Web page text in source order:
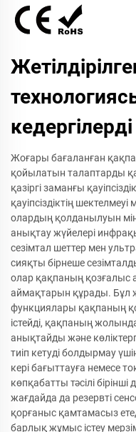
Жоғары бағаланған
қойылатын талаптарды
қазіргі заманғы
қауіпсіздіктің
олардың қолданылуын
анықтау жүйелері
сезімтал шеттер мен
сияқты бірнеше
олар қақпаның қозғалыс
аймақтарын құрады. Бұл
функциялары қақпаның
істейді, қақпаның
анықтайды және
тиіп кетуді болдырмау
кері бағыттауға немесе
көпқабатты тәсілі
жағдайда да резервті
қорғаныс қамтамасыз
барлық жұмыс істеу